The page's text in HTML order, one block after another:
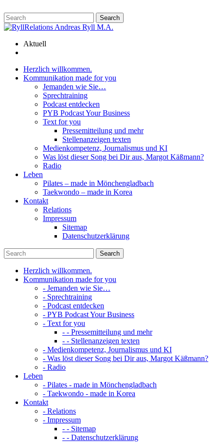
to
content
Aktuell
Herzlich willkommen.
Kommunikation made for you
Jemanden wie Sie…
Sprechtraining
Podcast entdecken
PYB Podcast Your Business
Text for you
Pressemitteilung und mehr
Stellenanzeigen texten
Medienkompetenz, Journalismus und KI
Was löst dieser Song bei Dir aus, Margot Käßmann?
Radio
Leben
Pilates – made in Mönchengladbach
Taekwondo – made in Korea
Kontakt
Relations
Impressum
Sitemap
Datenschutzerklärung
Herzlich willkommen.
Kommunikation made for you
- Jemanden wie Sie…
- Sprechtraining
- Podcast entdecken
- PYB Podcast Your Business
- Text for you
- - Pressemitteilung und mehr
- - Stellenanzeigen texten
- Medienkompetenz, Journalismus und KI
- Was löst dieser Song bei Dir aus, Margot Käßmann?
- Radio
Leben
- Pilates - made in Mönchengladbach
- Taekwondo - made in Korea
Kontakt
- Relations
- Impressum
- - Sitemap
- - Datenschutzerklärung